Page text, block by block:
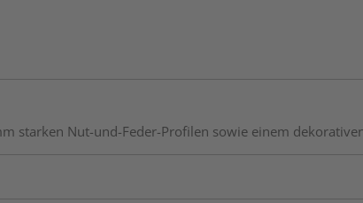
starken Nut-und-Feder-Profilen sowie einem